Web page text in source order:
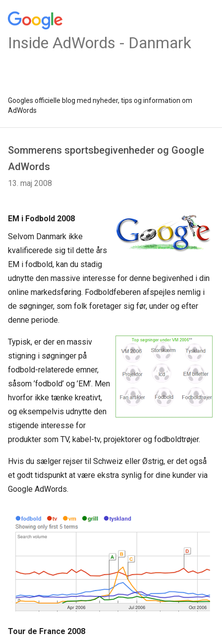
Inside AdWords - Danmark
Googles officielle blog med nyheder, tips og information om
AdWords
Sommerens sportsbegivenheder og Google
AdWords
13. maj 2008
EM i Fodbold 2008
Selvom Danmark ikke
kvalificerede sig til dette års
EM i fodbold, kan du stadig
udnytte den massive interesse for denne begivenhed i din
online markedsføring. Fodboldfeberen afspejles nemlig i
de søgninger, som folk foretager sig før, under og efter
denne periode.
Typisk, er der en massiv
stigning i søgninger på
fodbold-relaterede emner,
såsom ’fodbold’ og ’EM’. Men
hvorfor ikke tænke kreativt,
og eksempelvis udnytte den
stigende interesse for
produkter som TV, kabel-tv, projektorer og fodboldtrøjer.
Hvis du sælger rejser til Schweiz eller Østrig, er det også
et godt tidspunkt at være ekstra synlig for dine kunder via
Google AdWords.
Tour de France 2008